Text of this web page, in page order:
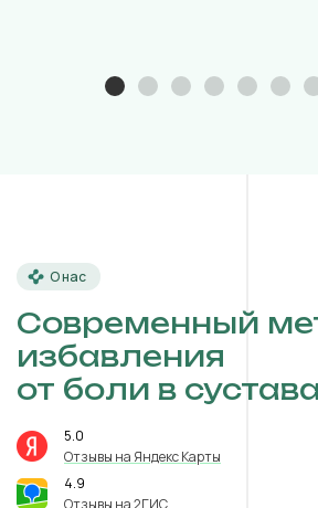
О нас
Современный
избавления
от боли в
5.0
Отзывы на Яндекс Карты
4.9
Отзывы на 2ГИС